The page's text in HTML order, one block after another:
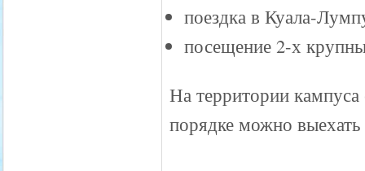
поездка в Куала-
посещение 2-х
На территории
порядке можно